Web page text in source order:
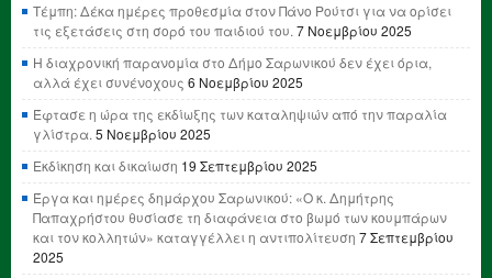
Τέμπη: Δέκα ημέρες προθεσμία στον Πάνο Ρούτσι για να ορίσει
τις εξετάσεις στη σορό του παιδιού του.7 Νοεμβρίου 2025
Η διαχρονική παρανομία στο Δήμο Σαρωνικού δεν έχει όρια,
αλλά έχει συνένοχους 6 Νοεμβρίου 2025
Έφτασε η ώρα της εκδίωξης των καταληψιών από την παραλία
γλίστρα.5 Νοεμβρίου 2025
Εκδίκηση και δικαίωση 19 Σεπτεμβρίου 2025
Έργα και ημέρες δημάρχου Σαρωνικού: «Ο κ. Δημήτρης
Παπαχρήστου θυσίασε τη διαφάνεια στο βωμό των κουμπάρων
και τον κολλητών» καταγγέλλει η αντιπολίτευση 7 Σεπτεμβρίου
2025